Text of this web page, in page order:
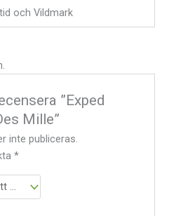
och Vildmark
”Exped
Mille”
inte publiceras.
*